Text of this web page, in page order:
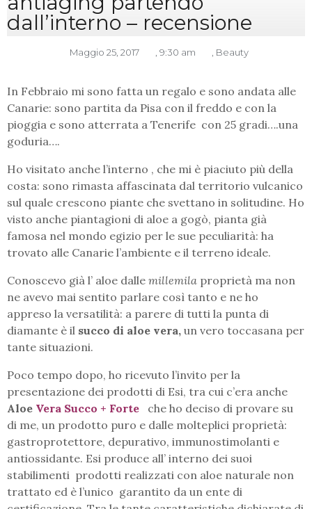
dall’interno – recensione
Maggio 25, 2017 , 9:30 am , Beauty
In Febbraio mi sono fatta un regalo e sono andata alle
Canarie: sono partita da Pisa con il freddo e con la
pioggia e sono atterrata a Tenerife con 25 gradi….una
goduria….
Ho visitato anche l’interno , che mi è piaciuto più della
costa: sono rimasta affascinata dal territorio vulcanico
sul quale crescono piante che svettano in solitudine. Ho
visto anche piantagioni di aloe a gogò, pianta già
famosa nel mondo egizio per le sue peculiarità: ha
trovato alle Canarie l’ambiente e il terreno ideale.
Conoscevo già l’ aloe dalle millemila proprietà ma non
ne avevo mai sentito parlare così tanto e ne ho
appreso la versatilità: a parere di tutti la punta di
diamante è il succo di aloe vera, un vero toccasana per
tante situazioni.
Poco tempo dopo, ho ricevuto l’invito per la
presentazione dei prodotti di Esi, tra cui c’era anche
Aloe Vera Succo + Forte
che ho deciso di provare su
di me, un prodotto puro e dalle molteplici proprietà:
gastroprotettore, depurativo, immunostimolanti e
antiossidante. Esi produce all’ interno dei suoi
stabilimenti prodotti realizzati con aloe naturale non
trattato ed è l’unico garantito da un ente di